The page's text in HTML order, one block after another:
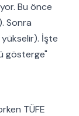
Bu önce
Sonra
İşte
gösterge"
TÜFE